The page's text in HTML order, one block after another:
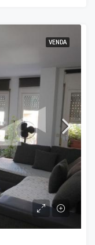
VENDA